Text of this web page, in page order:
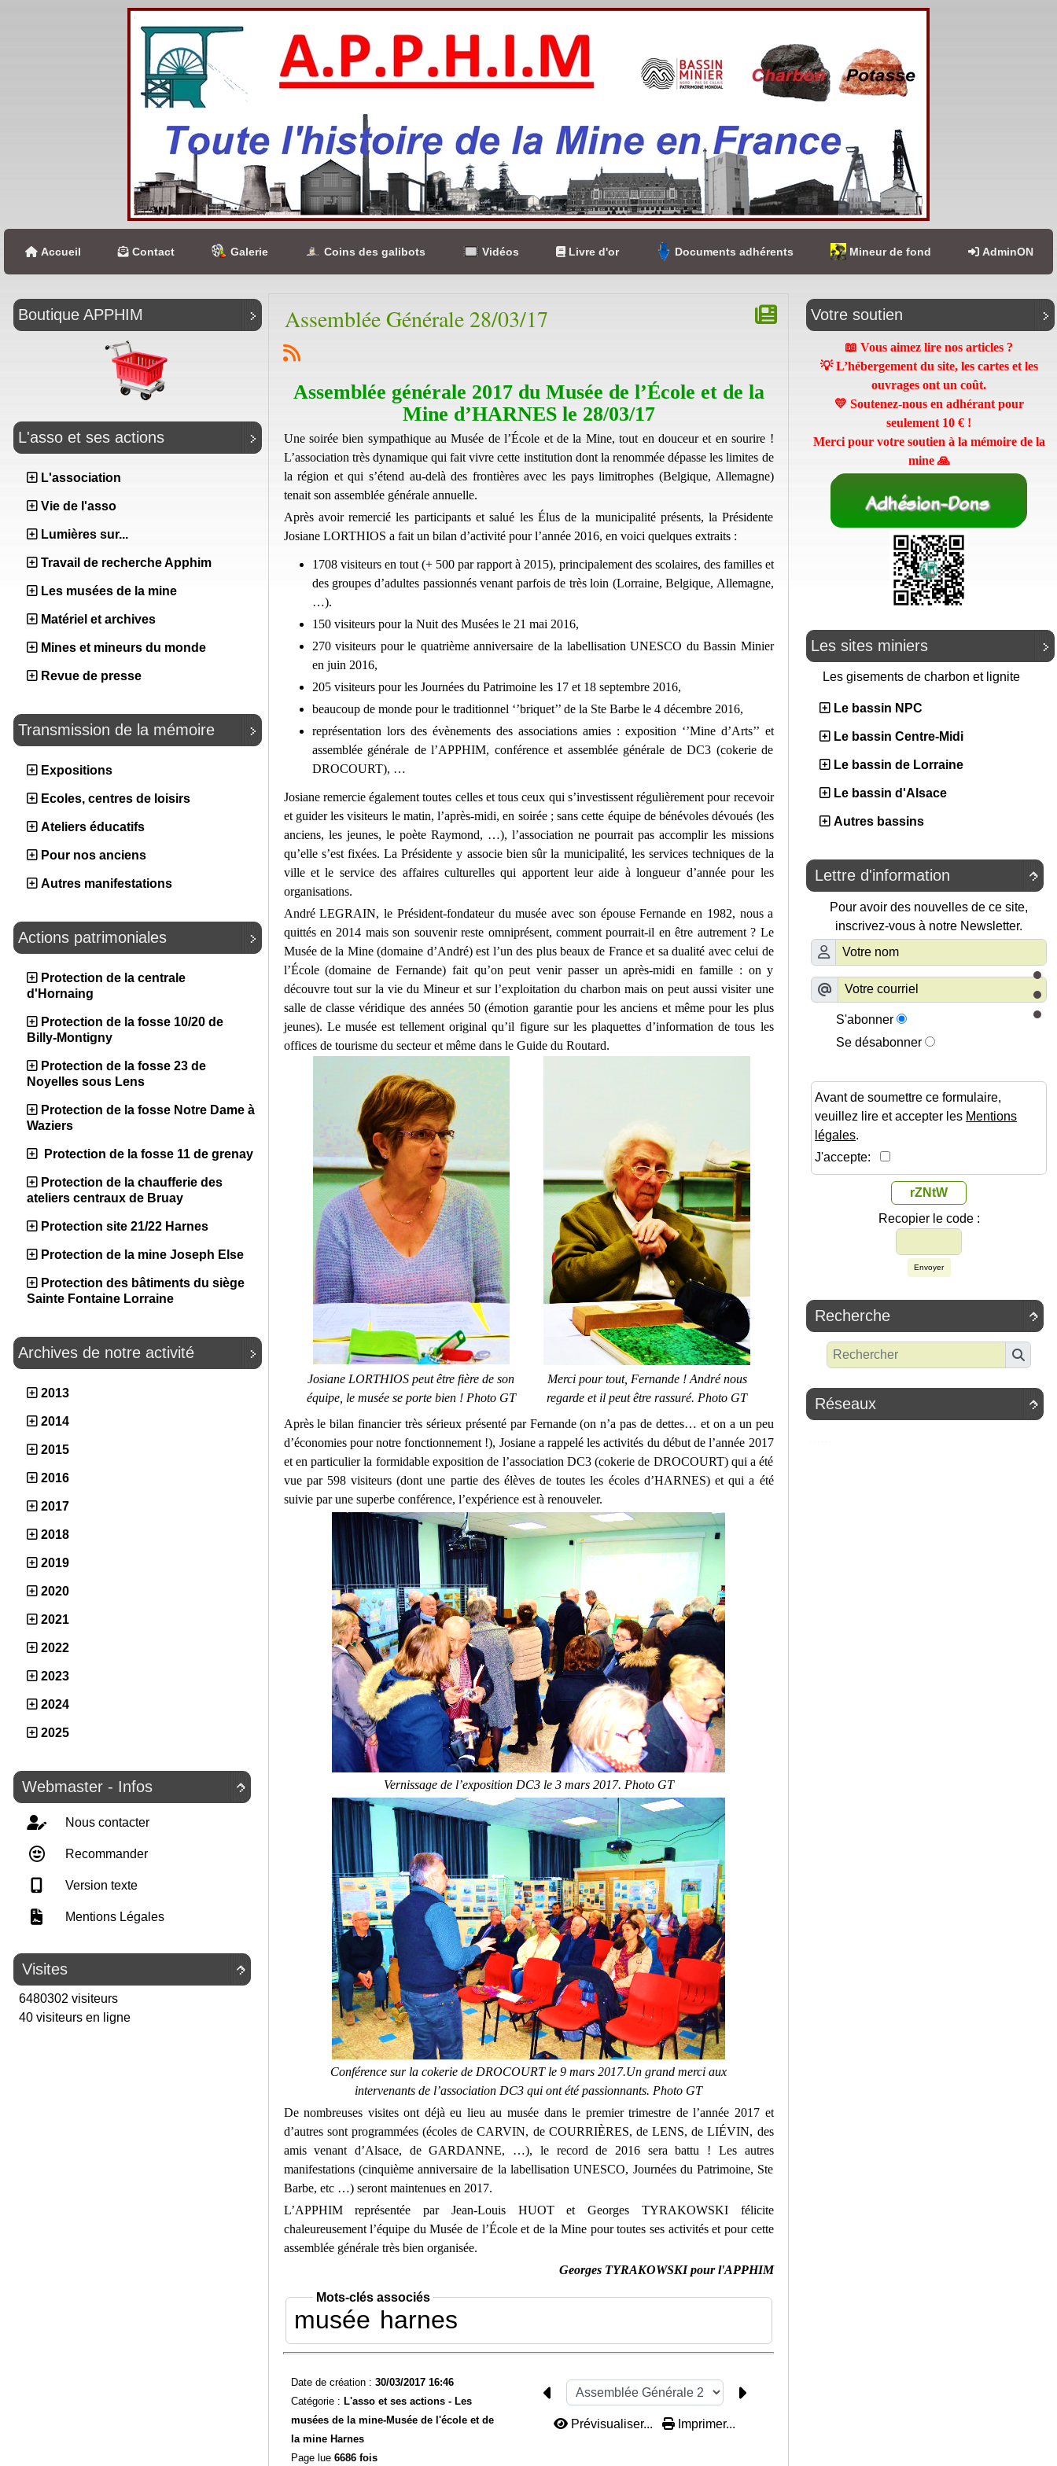
Accueil Contact Galerie Coins des galibots Vidéos Livre d'or Documents adhérents Mineur de fond AdminON
Boutique APPHIM
L'asso et ses actions
L'association
Vie de l'asso
Lumières sur...
Travail de recherche Apphim
Les musées de la mine
Matériel et archives
Mines et mineurs du monde
Revue de presse
Transmission de la mémoire
Expositions
Ecoles, centres de loisirs
Ateliers éducatifs
Pour nos anciens
Autres manifestations
Actions patrimoniales
Protection de la centrale
d'Hornaing
Protection de la fosse 10/20 de
Billy-Montigny
Protection de la fosse 23 de
Noyelles sous Lens
Protection de la fosse Notre Dame à
Waziers
Protection de la fosse 11 de grenay
Protection de la chaufferie des
ateliers centraux de Bruay
Protection site 21/22 Harnes
Protection de la mine Joseph Else
Protection des bâtiments du siège
Sainte Fontaine Lorraine
Archives de notre activité
2013
2014
2015
2016
2017
2018
2019
2020
2021
2022
2023
2024
2025

Webmaster - Infos
Nous contacter
Recommander
Version texte
Mentions Légales

Visites
6480302 visiteurs
40 visiteurs en ligne
Assemblée Générale 28/03/17
Assemblée générale 2017 du Musée de l’École et de la
Mine d’HARNES le 28/03/17
Une soirée bien sympathique au Musée de l’École et de la Mine, tout en douceur et en sourire !
L’association très dynamique qui fait vivre cette institution dont la renommée dépasse les limites de
la région et qui s’étend au-delà des frontières avec les pays limitrophes (Belgique, Allemagne)
tenait son assemblée générale annuelle.
Après avoir remercié les participants et salué les Élus de la municipalité présents, la Présidente
Josiane LORTHIOS a fait un bilan d’activité pour l’année 2016, en voici quelques extraits :
1708 visiteurs en tout (+ 500 par rapport à 2015), principalement des scolaires, des familles et
des groupes d’adultes passionnés venant parfois de très loin (Lorraine, Belgique, Allemagne,
…).
150 visiteurs pour la Nuit des Musées le 21 mai 2016,
270 visiteurs pour le quatrième anniversaire de la labellisation UNESCO du Bassin Minier
en juin 2016,
205 visiteurs pour les Journées du Patrimoine les 17 et 18 septembre 2016,
beaucoup de monde pour le traditionnel ‘’briquet’’ de la Ste Barbe le 4 décembre 2016,
représentation lors des évènements des associations amies : exposition ‘’Mine d’Arts’’ et
assemblée générale de l’APPHIM, conférence et assemblée générale de DC3 (cokerie de
DROCOURT), …
Josiane remercie également toutes celles et tous ceux qui s’investissent régulièrement pour recevoir
et guider les visiteurs le matin, l’après-midi, en soirée ; sans cette équipe de bénévoles dévoués (les
anciens, les jeunes, le poète Raymond, …), l’association ne pourrait pas accomplir les missions
qu’elle s’est fixées. La Présidente y associe bien sûr la municipalité, les services techniques de la
ville et le service des affaires culturelles qui apportent leur aide à longueur d’année pour les
organisations.
André LEGRAIN, le Président-fondateur du musée avec son épouse Fernande en 1982, nous a
quittés en 2014 mais son souvenir reste omniprésent, comment pourrait-il en être autrement ? Le
Musée de la Mine (domaine d’André) est l’un des plus beaux de France et sa dualité avec celui de
l’École (domaine de Fernande) fait qu’on peut venir passer un après-midi en famille : on y
découvre tout sur la vie du Mineur et sur l’exploitation du charbon mais on peut aussi visiter une
salle de classe véridique des années 50 (émotion garantie pour les anciens et même pour les plus
jeunes). Le musée est tellement original qu’il figure sur les plaquettes d’information de tous les
offices de tourisme du secteur et même dans le Guide du Routard.
Josiane LORTHIOS peut être fière de son
équipe, le musée se porte bien ! Photo GT
Merci pour tout, Fernande ! André nous
regarde et il peut être rassuré. Photo GT
Après le bilan financier très sérieux présenté par Fernande (on n’a pas de dettes… et on a un peu
d’économies pour notre fonctionnement !), Josiane a rappelé les activités du début de l’année 2017
et en particulier la formidable exposition de l’association DC3 (cokerie de DROCOURT) qui a été
vue par 598 visiteurs (dont une partie des élèves de toutes les écoles d’HARNES) et qui a été
suivie par une superbe conférence, l’expérience est à renouveler.
Vernissage de l’exposition DC3 le 3 mars 2017. Photo GT
Conférence sur la cokerie de DROCOURT le 9 mars 2017.Un grand merci aux
intervenants de l’association DC3 qui ont été passionnants. Photo GT
De nombreuses visites ont déjà eu lieu au musée dans le premier trimestre de l’année 2017 et
d’autres sont programmées (écoles de CARVIN, de COURRIÈRES, de LENS, de LIÉVIN, des
amis venant d’Alsace, de GARDANNE, …), le record de 2016 sera battu ! Les autres
manifestations (cinquième anniversaire de la labellisation UNESCO, Journées du Patrimoine, Ste
Barbe, etc …) seront maintenues en 2017.
L’APPHIM représentée par Jean-Louis HUOT et Georges TYRAKOWSKI félicite
chaleureusement l’équipe du Musée de l’École et de la Mine pour toutes ses activités et pour cette
assemblée générale très bien organisée.
Georges TYRAKOWSKI pour l'APPHIM
Mots-clés associés
musée harnes
Date de création : 30/03/2017 16:46
Catégorie : L'asso et ses actions - Les
musées de la mine-Musée de l'école et de
la mine Harnes
Page lue 6686 fois
Prévisualiser... Imprimer...
Votre soutien
📖 Vous aimez lire nos articles ?
💡 L’hébergement du site, les cartes et les
ouvrages ont un coût.
💛 Soutenez-nous en adhérant pour
seulement 10 € !
Merci pour votre soutien à la mémoire de la
mine 🙏
Les sites miniers
Les gisements de charbon et lignite
Le bassin NPC
Le bassin Centre-Midi
Le bassin de Lorraine
Le bassin d'Alsace
Autres bassins

Lettre d'information
Pour avoir des nouvelles de ce site,
inscrivez-vous à notre Newsletter.
S'abonner
Se désabonner
Avant de soumettre ce formulaire,
veuillez lire et accepter les Mentions
légales.
J'accepte:
rZNtW
Recopier le code :
Envoyer

Recherche

Réseaux